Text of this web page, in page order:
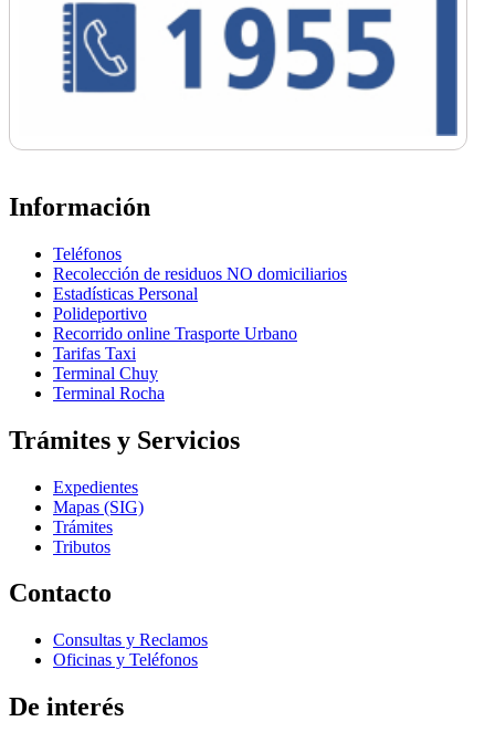
Información
Teléfonos
Recolección de residuos NO domiciliarios
Estadísticas Personal
Polideportivo
Recorrido online Trasporte Urbano
Tarifas Taxi
Terminal Chuy
Terminal Rocha
Trámites y Servicios
Expedientes
Mapas (SIG)
Trámites
Tributos
Contacto
Consultas y Reclamos
Oficinas y Teléfonos
De interés